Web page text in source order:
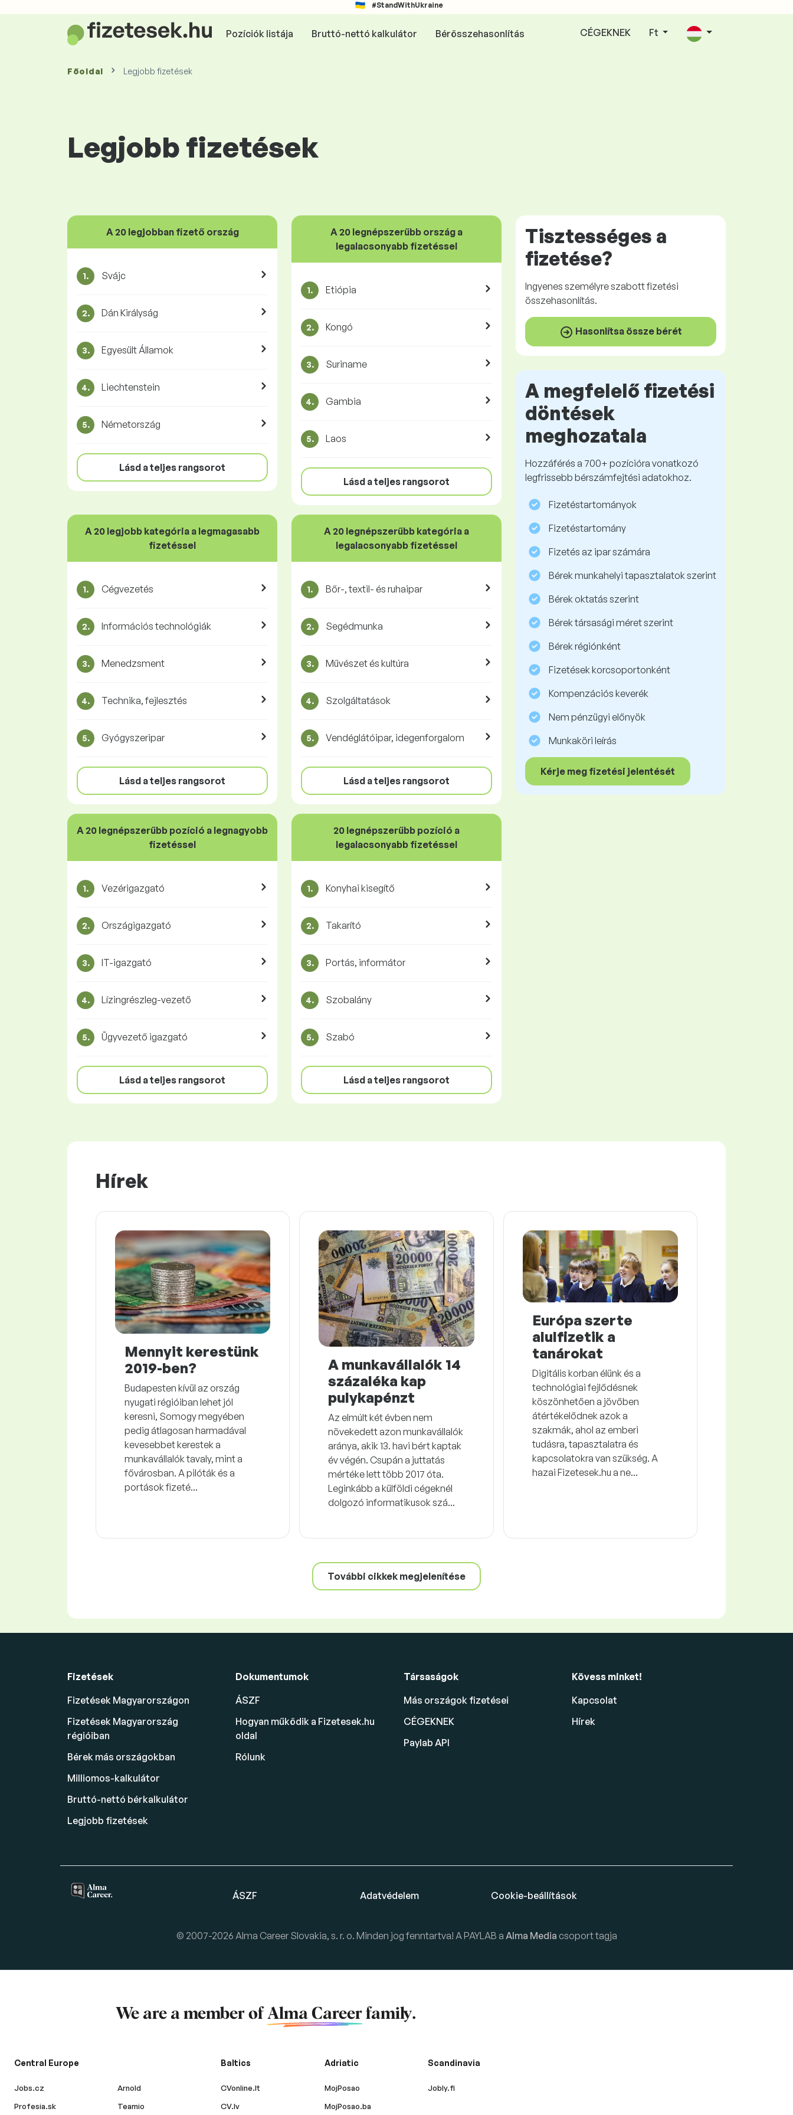
#StandWithUkraine
Pozíciók listája Bruttó-nettó kalkulátor Bérösszehasonlítás CÉGEKNEK Ft
Főoldal Legjobb fizetések
Legjobb fizetések
A 20 legjobban fizető ország
1. Svájc
2. Dán Királyság
3. Egyesült Államok
4. Liechtenstein
5. Németország
Lásd a teljes rangsorot
A 20 legnépszerűbb ország a
legalacsonyabb fizetéssel
1. Etiópia
2. Kongó
3. Suriname
4. Gambia
5. Laos
Lásd a teljes rangsorot
A 20 legjobb kategória a legmagasabb
fizetéssel
1. Cégvezetés
2. Információs technológiák
3. Menedzsment
4. Technika, fejlesztés
5. Gyógyszeripar
Lásd a teljes rangsorot
A 20 legnépszerűbb kategória a
legalacsonyabb fizetéssel
1. Bőr-, textil- és ruhaipar
2. Segédmunka
3. Művészet és kultúra
4. Szolgáltatások
5. Vendéglátóipar, idegenforgalom
Lásd a teljes rangsorot
A 20 legnépszerűbb pozíció a legnagyobb
fizetéssel
1. Vezérigazgató
2. Országigazgató
3. IT-igazgató
4. Lízingrészleg-vezető
5. Ügyvezető igazgató
Lásd a teljes rangsorot
20 legnépszerűbb pozíció a
legalacsonyabb fizetéssel
1. Konyhai kisegítő
2. Takarító
3. Portás, informátor
4. Szobalány
5. Szabó
Lásd a teljes rangsorot
Tisztességes a
fizetése?
Ingyenes személyre szabott fizetési
összehasonlítás.
Hasonlítsa össze bérét
A megfelelő fizetési
döntések
meghozatala
Hozzáférés a 700+ pozícióra vonatkozó
legfrissebb bérszámfejtési adatokhoz.
Fizetéstartományok
Fizetéstartomány
Fizetés az ipar számára
Bérek munkahelyi tapasztalatok szerint
Bérek oktatás szerint
Bérek társasági méret szerint
Bérek régiónként
Fizetések korcsoportonként
Kompenzációs keverék
Nem pénzügyi előnyök
Munkaköri leírás
Kérje meg fizetési jelentését
Hírek
Mennyit kerestünk
2019-ben?
Budapesten kívül az ország
nyugati régióiban lehet jól
keresni, Somogy megyében
pedig átlagosan harmadával
kevesebbet kerestek a
munkavállalók tavaly, mint a
fővárosban. A pilóták és a
portások fizeté...
A munkavállalók 14
százaléka kap
pulykapénzt
Az elmúlt két évben nem
növekedett azon munkavállalók
aránya, akik 13. havi bért kaptak
év végén. Csupán a juttatás
mértéke lett több 2017 óta.
Leginkább a külföldi cégeknél
dolgozó informatikusok szá...
Európa szerte
alulfizetik a
tanárokat
Digitális korban élünk és a
technológiai fejlődésnek
köszönhetően a jövőben
átértékelődnek azok a
szakmák, ahol az emberi
tudásra, tapasztalatra és
kapcsolatokra van szükség. A
hazai Fizetesek.hu a ne...
További cikkek megjelenítése
Fizetések
Fizetések Magyarországon
Fizetések Magyarország
régióiban
Bérek más országokban
Milliomos-kalkulátor
Bruttó-nettó bérkalkulátor
Legjobb fizetések
Dokumentumok
ÁSZF
Hogyan működik a Fizetesek.hu
oldal
Rólunk
Társaságok
Más országok fizetései
CÉGEKNEK
Paylab API
Kövess minket!
Kapcsolat
Hírek
ÁSZF Adatvédelem Cookie-beállítások
© 2007-2026 Alma Career Slovakia, s. r. o. Minden jog fenntartva! A PAYLAB a Alma Media csoport tagja
We are a member of Alma Careerfamily.
Central Europe
Jobs.cz
Profesia.sk
Arnold
Teamio
Baltics
CVonline.lt
CV.lv
Adriatic
MojPosao
MojPosao.ba
Scandinavia
Jobly.fi